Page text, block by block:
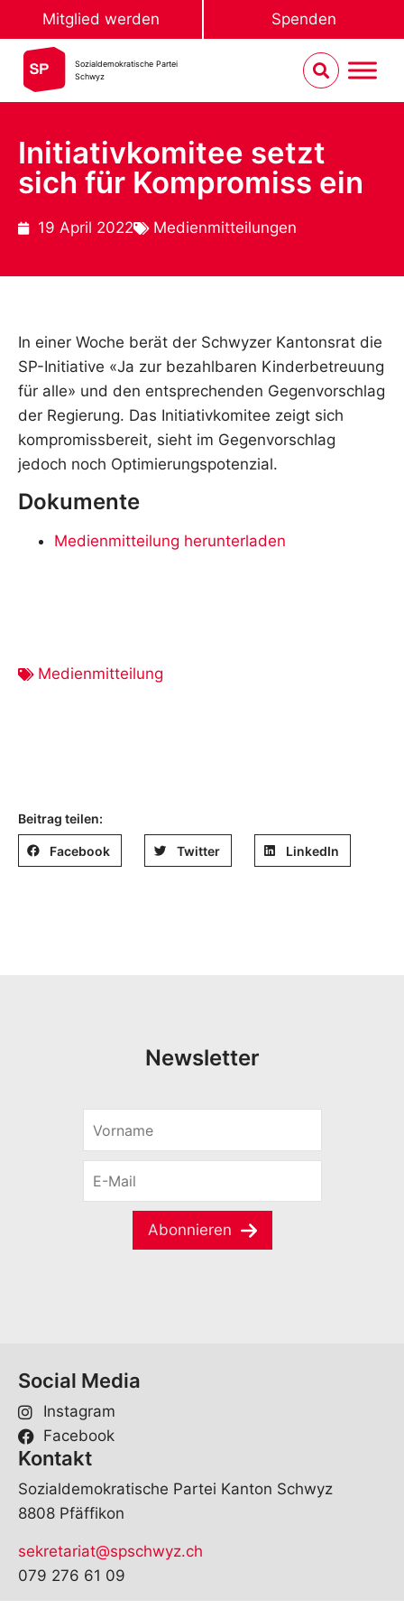
Mitglied werden Spenden
Sozialdemokratische Partei
Schwyz
Initiativkomitee setzt
sich für Kompromiss ein
19 April 2022 Medienmitteilungen
In einer Woche berät der Schwyzer Kantonsrat die
SP-Initiative «Ja zur bezahlbaren Kinderbetreuung
für alle» und den entsprechenden Gegenvorschlag
der Regierung. Das Initiativkomitee zeigt sich
kompromissbereit, sieht im Gegenvorschlag
jedoch noch Optimierungspotenzial.
Dokumente
Medienmitteilung herunterladen
Medienmitteilung
Beitrag teilen:
Facebook Twitter LinkedIn
Newsletter
r
M
Abonnieren
Social Media
Instagram
Facebook
Kontakt
Sozialdemokratische Partei Kanton Schwyz
8808 Pfäffikon
sekretariat@spschwyz.ch
079 276 61 09